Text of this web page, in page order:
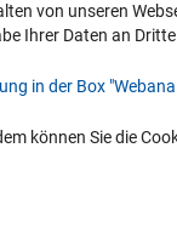
Zum
von unseren
Ihrer Daten an
in der Box
können Sie die